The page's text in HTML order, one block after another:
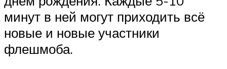
минут в ней могут приходить всё
новые и новые участники
флешмоба.